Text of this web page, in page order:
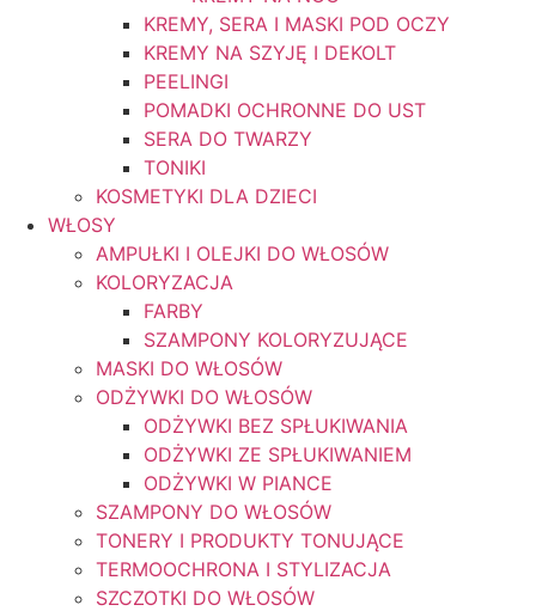
KREMY, SERA I MASKI POD OCZY
KREMY NA SZYJĘ I DEKOLT
PEELINGI
POMADKI OCHRONNE DO UST
SERA DO TWARZY
TONIKI
KOSMETYKI DLA DZIECI
WŁOSY
AMPUŁKI I OLEJKI DO WŁOSÓW
KOLORYZACJA
FARBY
SZAMPONY KOLORYZUJĄCE
MASKI DO WŁOSÓW
ODŻYWKI DO WŁOSÓW
ODŻYWKI BEZ SPŁUKIWANIA
ODŻYWKI ZE SPŁUKIWANIEM
ODŻYWKI W PIANCE
SZAMPONY DO WŁOSÓW
TONERY I PRODUKTY TONUJĄCE
TERMOOCHRONA I STYLIZACJA
SZCZOTKI DO WŁOSÓW